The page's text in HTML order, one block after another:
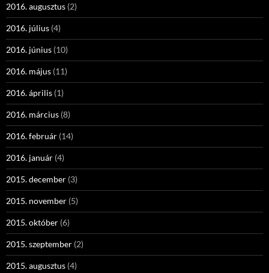
2016. augusztus (2)
2016. július (4)
2016. június (10)
2016. május (11)
2016. április (1)
2016. március (8)
2016. február (14)
2016. január (4)
2015. december (3)
2015. november (5)
2015. október (6)
2015. szeptember (2)
2015. augusztus (4)